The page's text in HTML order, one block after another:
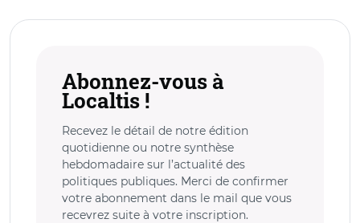
Abonnez-vous à
Localtis !
Recevez le détail de notre édition
quotidienne ou notre synthèse
hebdomadaire sur l’actualité des
politiques publiques. Merci de confirmer
votre abonnement dans le mail que vous
recevrez suite à votre inscription.